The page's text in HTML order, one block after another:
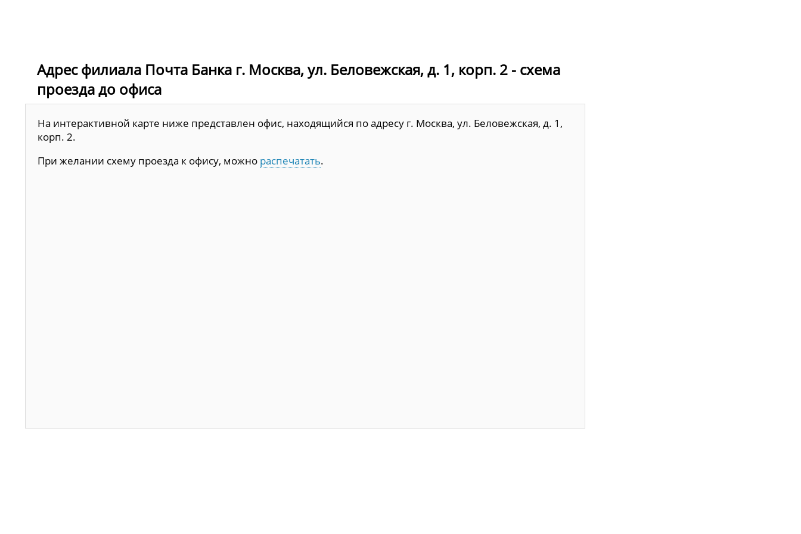
Адрес филиала Почта Банка г. Москва, ул. Беловежская, д. 1, корп. 2 - схема
проезда до офиса
На интерактивной карте ниже представлен офис, находящийся по адресу г. Москва, ул. Беловежская, д. 1,
корп. 2.
При желании схему проезда к офису, можно распечатать.